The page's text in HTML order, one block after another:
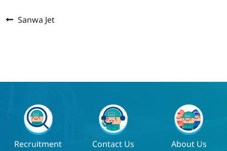
แนะแนว
Previous
Sanwa Jet
Recruitment Contact Us About Us